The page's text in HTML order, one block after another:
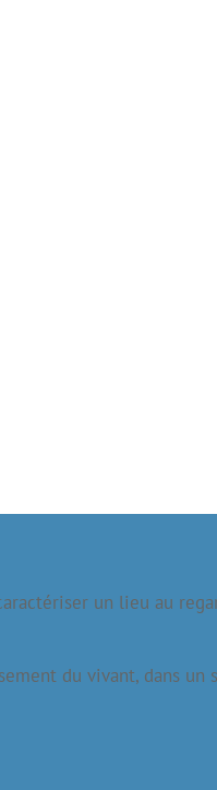
un lieu au
du vivant, dans un